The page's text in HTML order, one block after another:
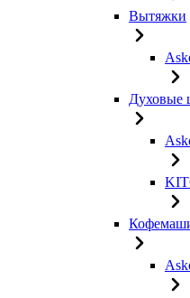
Вытяжки
Духовые